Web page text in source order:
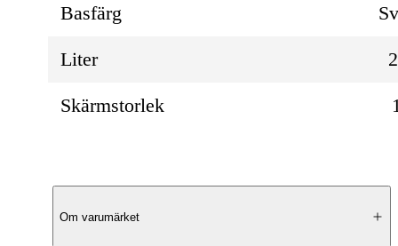
Basfärg
Liter
Skärmstorlek
Produktbeskrivning
Om varumärket